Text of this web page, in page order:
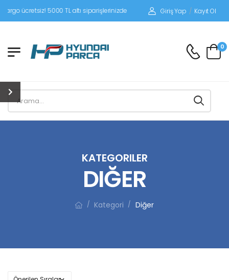
5000 TL altı siparişlerinizde siparişleriniz alıcı ödemeli gönderilir.
Giriş Yap / Kayıt Ol
0
KATEGORILER
DIĞER
/ Kategori / Diğer